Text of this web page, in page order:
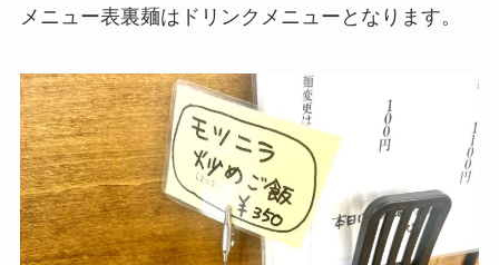
メニュー表裏麺はドリンクメニューとなります。